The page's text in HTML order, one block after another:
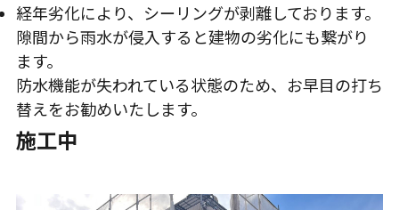
経年劣化により、シーリングが剥離しております。
隙間から雨水が侵入すると建物の劣化にも繋がり
ます。
防水機能が失われている状態のため、お早目の打ち
替えをお勧めいたします。
施工中